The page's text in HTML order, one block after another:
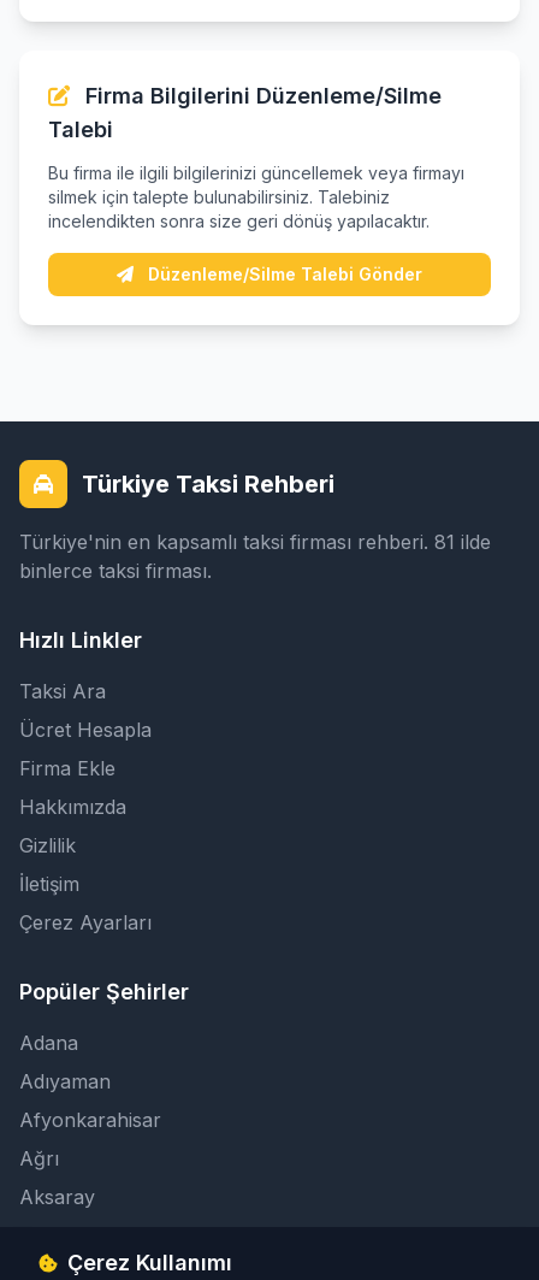
Firma Bilgilerini Düzenleme/Silme
Talebi
Bu firma ile ilgili bilgilerinizi güncellemek veya firmayı
silmek için talepte bulunabilirsiniz. Talebiniz
incelendikten sonra size geri dönüş yapılacaktır.
Düzenleme/Silme Talebi Gönder
Türkiye Taksi Rehberi
Türkiye'nin en kapsamlı taksi firması rehberi. 81 ilde
binlerce taksi firması.
Hızlı Linkler
Taksi Ara
Ücret Hesapla
Firma Ekle
Hakkımızda
Gizlilik
İletişim
Çerez Ayarları
Popüler Şehirler
Adana
Adıyaman
Afyonkarahisar
Ağrı
Aksaray
İletişimÇerez Kullanımı